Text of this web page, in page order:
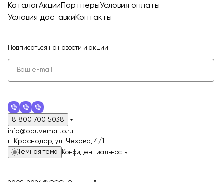
КаталогАкции ПартнерыУсловия оплаты
Условия доставкиКонтакты
Подписаться на новости и акции
8 800 700 5038
info@obuvemalto.ru
г. Краснодар, ул. Чехова, 4/1
Темная тема Конфиденциальность